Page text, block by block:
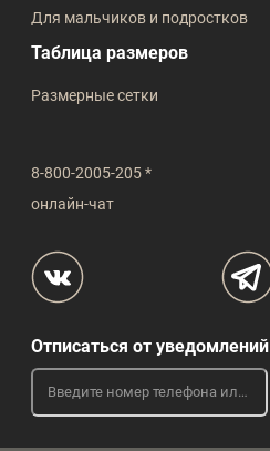
8-800-2005-205 *
онлайн-чат
Для мальчиков и подростков
Таблица размеров
Размерные сетки
Отписаться от уведомлений